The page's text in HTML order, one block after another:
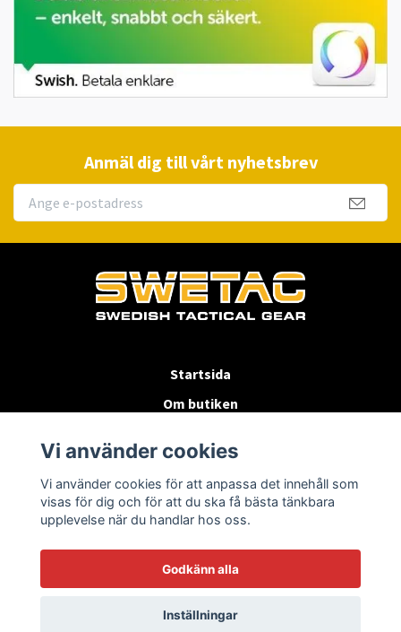
Anmäl dig till vårt nyhetsbrev
Startsida
Om butiken
Byten & Returer
Kontakta oss
Vi använder cookies
Vi använder cookies för att anpassa det innehåll som
visas för dig och för att du ska få bästa tänkbara
upplevelse när du handlar hos oss.
Godkänn alla
Inställningar